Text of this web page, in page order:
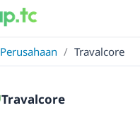
Perusahaan / Travalcore
Travalcore